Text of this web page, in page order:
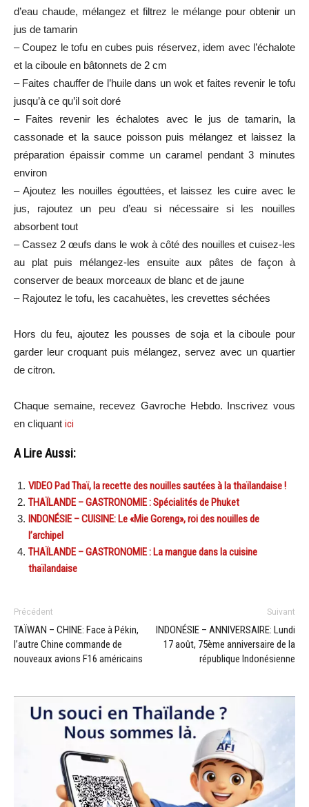
d’eau chaude, mélangez et filtrez le mélange pour obtenir un
jus de tamarin
– Coupez le tofu en cubes puis réservez, idem avec l’échalote
et la ciboule en bâtonnets de 2 cm
– Faites chauffer de l’huile dans un wok et faites revenir le tofu
jusqu’à ce qu’il soit doré
– Faites revenir les échalotes avec le jus de tamarin, la
cassonade et la sauce poisson puis mélangez et laissez la
préparation épaissir comme un caramel pendant 3 minutes
environ
– Ajoutez les nouilles égouttées, et laissez les cuire avec le
jus, rajoutez un peu d’eau si nécessaire si les nouilles
absorbent tout
– Cassez 2 œufs dans le wok à côté des nouilles et cuisez-les
au plat puis mélangez-les ensuite aux pâtes de façon à
conserver de beaux morceaux de blanc et de jaune
– Rajoutez le tofu, les cacahuètes, les crevettes séchées
Hors du feu, ajoutez les pousses de soja et la ciboule pour
garder leur croquant puis mélangez, servez avec un quartier
de citron.
Chaque semaine, recevez Gavroche Hebdo. Inscrivez vous
en cliquant ici
A Lire Aussi:
VIDEO Pad Thaï, la recette des nouilles sautées à la thaïlandaise !
THAÏLANDE – GASTRONOMIE : Spécialités de Phuket
INDONÉSIE – CUISINE: Le «Mie Goreng», roi des nouilles de
l’archipel
THAÏLANDE – GASTRONOMIE : La mangue dans la cuisine
thaïlandaise
Précédent
TAÏWAN – CHINE: Face à Pékin,
l’autre Chine commande de
nouveaux avions F16 américains
Suivant
INDONÉSIE – ANNIVERSAIRE: Lundi
17 août, 75ème anniversaire de la
république Indonésienne